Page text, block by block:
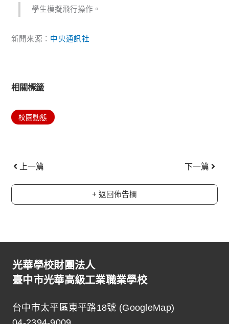
學生模擬飛行操作。
新聞來源： 中央通訊社
相關標籤
校園動態
上一篇 下一篇
+ 返回佈告欄
光華學校財團法人
臺中市光華高級工業職業學校
台中市太平區東平路18號 (GoogleMap)